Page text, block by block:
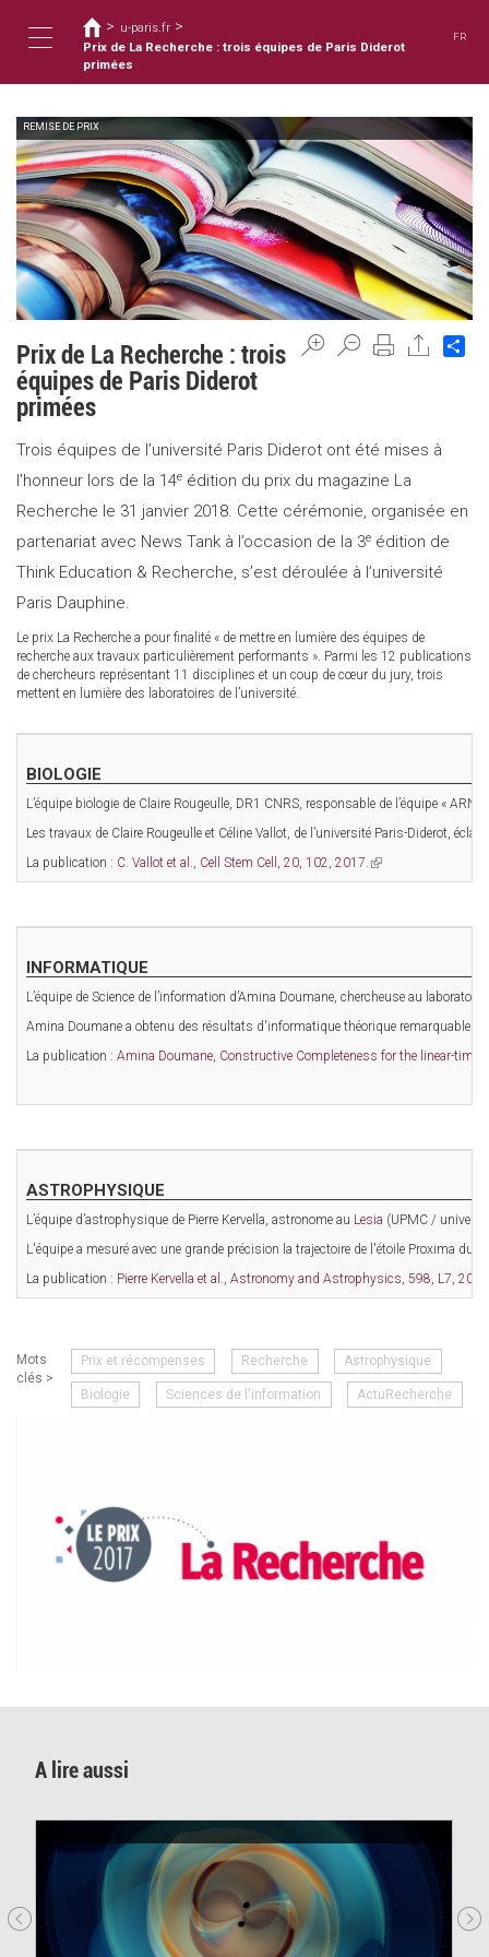
contenido
Toggle
navigation
Usted
está
aquí
> u-paris.fr >
Prix de La Recherche : trois équipes de Paris Diderot
primées
FR
REMISE DE PRIX
Prix de La Recherche : trois
équipes de Paris Diderot
primées
Trois équipes de l’université Paris Diderot ont été mises à
l’honneur lors de la 14e édition du prix du magazine La
Recherche le 31 janvier 2018. Cette cérémonie, organisée en
partenariat avec News Tank à l’occasion de la 3e édition de
Think Education & Recherche, s’est déroulée à l’université
Paris Dauphine.
Le prix La Recherche a pour finalité « de mettre en lumière des équipes de
recherche aux travaux particulièrement performants ». Parmi les 12 publications
de chercheurs représentant 11 disciplines et un coup de cœur du jury, trois
mettent en lumière des laboratoires de l’université.
BIOLOGIE
L’équipe biologie de Claire Rougeulle, DR1 CNRS, responsable de l’équipe «
Les travaux de Claire Rougeulle et Céline Vallot, de l’université Paris-Diderot,
La publication : C. Vallot et al., Cell Stem Cell, 20, 102, 2017. (link
is
INFORMATIQUE
L’équipe de Science de l’information d’Amina Doumane, chercheuse au laboratoire
Amina Doumane a obtenu des résultats d'informatique théorique remarquables
La publication : Amina Doumane, Constructive Completeness for the linear-
ASTROPHYSIQUE
L’équipe d’astrophysique de Pierre Kervella, astronome au Lesia (UPMC /
L'équipe a mesuré avec une grande précision la trajectoire de l'étoile Proxima
La publication : Pierre Kervella et al., Astronomy and Astrophysics, 598, L7,
Mots
clés >
Prix et récompenses Recherche Astrophysique
Biologie Sciences de l'information ActuRecherche
A lire aussi